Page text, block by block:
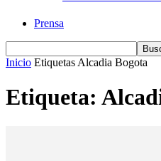
Prensa
Inicio Etiquetas Alcadia Bogota
Etiqueta: